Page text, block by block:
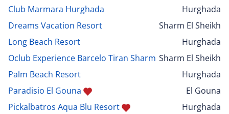
Club Marmara Hurghada
Hurghada
Dreams Vacation Resort
Sharm El Sheikh
Long Beach Resort
Hurghada
Oclub Experience Barcelo Tiran Sharm Sharm El Sheikh
Palm Beach Resort
Hurghada
Paradisio El Gouna
El Gouna
Pickalbatros Aqua Blu Resort
Hurghada